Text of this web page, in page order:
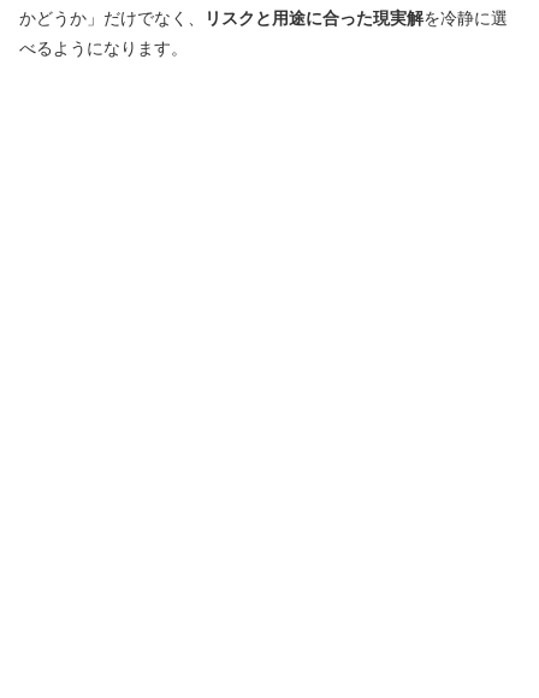
かどうか」だけでなく、
リスクと用途に合った現実解を冷静に選
べるようになります。